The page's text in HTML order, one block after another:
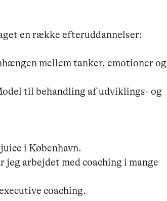
en række efteruddannelser:
mellem tanker, emotioner og
til behandling af udviklings- og
i København.
arbejdet med coaching i mange
coaching.